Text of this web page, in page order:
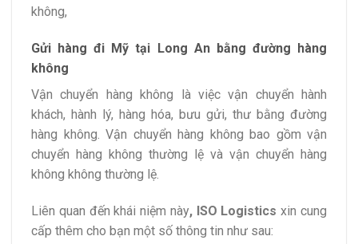
không,
Gửi hàng đi Mỹ tại Long An bằng đường hàng
không
Vận chuyển hàng không là việc vận chuyển hành
khách, hành lý, hàng hóa, bưu gửi, thư bằng đường
hàng không. Vận chuyển hàng không bao gồm vận
chuyển hàng không thường lệ và vận chuyển hàng
không không thường lệ.
Liên quan đến khái niệm này, ISO Logistics xin cung
cấp thêm cho bạn một số thông tin như sau: